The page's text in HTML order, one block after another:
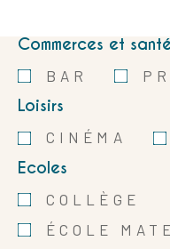
Commerces et
BAR
Loisirs
CINÉMA
Ecoles
COLLÈGE
ÉCOLE